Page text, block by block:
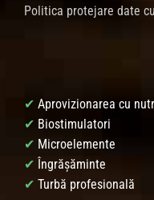
Politica protejare date
✔ Aprovizionarea cu
✔ Biostimulatori
✔ Microelemente
✔ Îngrășăminte
✔ Turbă profesională